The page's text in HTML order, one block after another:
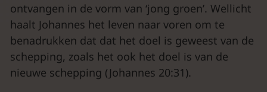
ontvangen in de vorm van ‘jong groen’. Wellicht
haalt Johannes het leven naar voren om te
benadrukken dat dat het doel is geweest van de
schepping, zoals het ook het doel is van de
nieuwe schepping (Johannes 20:31).